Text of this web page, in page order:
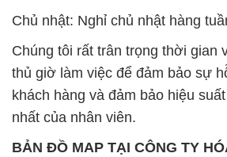
Chủ nhật: Nghỉ chủ nhật hàng
Chúng tôi rất trân trọng thời gian
thủ giờ làm việc để đảm bảo sự
khách hàng và đảm bảo hiệu
nhất của nhân viên.
BẢN ĐỒ MAP TẠI CÔNG TY